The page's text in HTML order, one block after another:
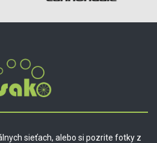
sieťach, alebo si pozrite fotky z